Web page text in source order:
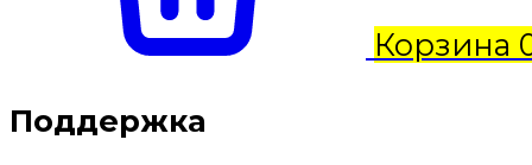
Корзина
Поддержка